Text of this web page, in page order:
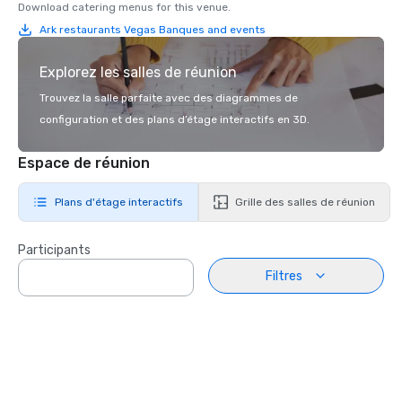
Download catering menus for this venue.
Ark restaurants Vegas Banques and events
Explorez les salles de réunion
Trouvez la salle parfaite avec des diagrammes de
configuration et des plans d’étage interactifs en 3D.
Espace de réunion
Plans d'étage interactifs Grille des salles de réunion
Participants
Filtres